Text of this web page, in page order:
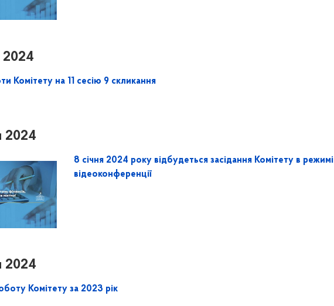
2024
Комітету на 11 сесію 9 скликання
2024
8 січня 2024 року відбудеться засідання Комітету в режимі
відеоконференції
2024
Комітету за 2023 рік